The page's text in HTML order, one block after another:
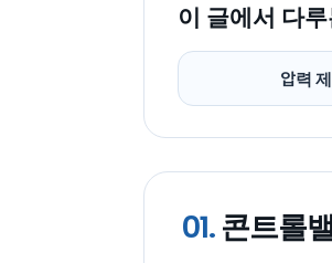
이 글에서 다
압력
01.콘트롤